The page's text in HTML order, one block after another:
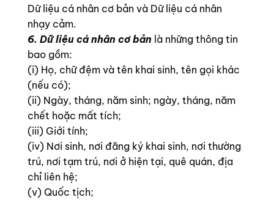
Dữ liệu cá nhân cơ bản và Dữ liệu cá nhân
nhạy cảm.
6. Dữ liệu cá nhân cơ bản là những thông tin
bao gồm:
(i) Họ, chữ đệm và tên khai sinh, tên gọi khác
(nếu có);
(ii) Ngày, tháng, năm sinh; ngày, tháng, năm
chết hoặc mất tích;
(iii) Giới tính;
(iv) Nơi sinh, nơi đăng ký khai sinh, nơi thường
trú, nơi tạm trú, nơi ở hiện tại, quê quán, địa
chỉ liên hệ;
(v) Quốc tịch;